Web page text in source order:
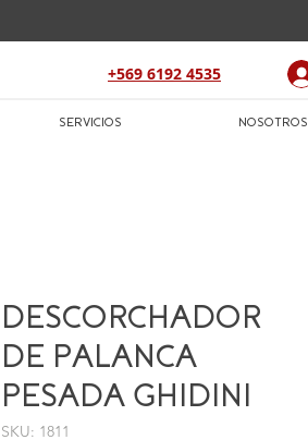
+569 6192 4535
SERVICIOS NOSOTROS
DESCORCHADOR
DE PALANCA
PESADA GHIDINI
SKU: 1811